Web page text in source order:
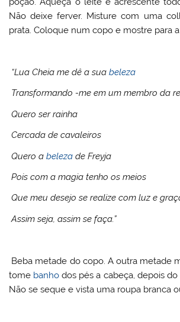
Não deixe ferver. Misture com uma
prata. Coloque num copo e mostre para
“Lua Cheia me dê a suabeleza
Transformando -me em um membro da
Quero ser rainha
Cercada de cavaleiros
Quero abeleza de Freyja
Pois com a magia tenho os meios
Que meu desejo se realize com luz e
Assim seja, assim se faça.”
Beba metade do copo. A outra metade
tome banho dos pés a cabeça, depois do
Não se seque e vista uma roupa branca